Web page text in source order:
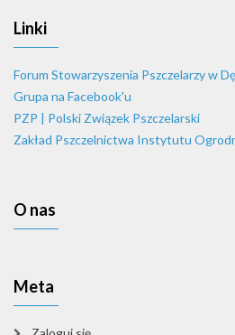
Linki
Forum Stowarzyszenia Pszczelarzy w
Grupa na Facebook'u
PZP | Polski Związek Pszczelarski
Zakład Pszczelnictwa Instytutu
O nas
Meta